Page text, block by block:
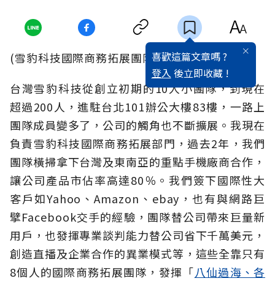
喜歡這篇文章嗎 ?
登入 後立即收藏 !
(雪豹科技國際商務拓展團隊)
台灣雪豹科技從創立初期的10人小團隊，到現在
超過200人，進駐台北101辦公大樓83樓，一路上
團隊成員變多了，公司的觸角也不斷擴展。我現在
負責雪豹科技國際商務拓展部門，過去2年，我們
團隊橫掃拿下台灣及東南亞的重點手機廠商合作，
讓公司產品市佔率高達80％。我們簽下國際性大
客戶如Yahoo、Amazon、ebay，也有與網路巨
擘Facebook交手的經驗，團隊替公司帶來巨量新
用戶，也發揮專業談判能力替公司省下千萬美元，
創造直播及企業合作的異業模式等，這些全靠只有
8個人的國際商務拓展團隊，發揮「八仙過海、各